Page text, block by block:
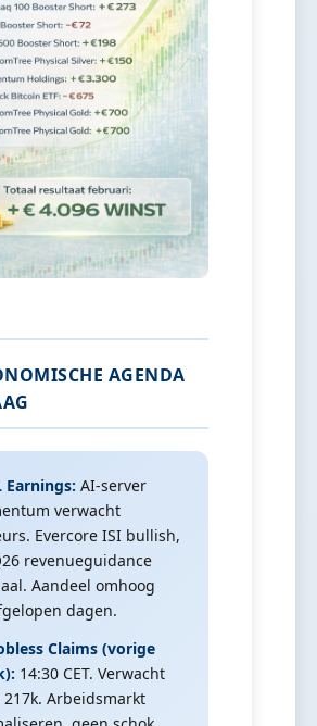
AGENDA
Earnings: AI-server
verwacht
Evercore ISI bullish,
revenueguidance
Aandeel omhoog
dagen.
Claims (vorige
14:30 CET. Verwacht
Arbeidsmarkt